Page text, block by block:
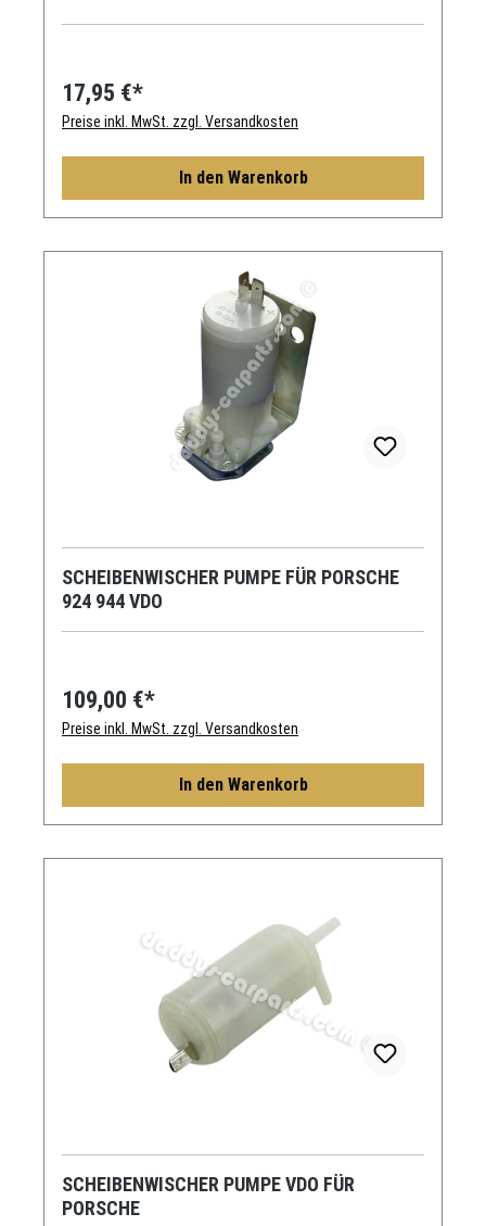
17,95 €*
Preise inkl. MwSt. zzgl. Versandkosten
In den Warenkorb
SCHEIBENWISCHER PUMPE FÜR PORSCHE
924 944 VDO
109,00 €*
Preise inkl. MwSt. zzgl. Versandkosten
In den Warenkorb
SCHEIBENWISCHER PUMPE VDO FÜR
PORSCHE